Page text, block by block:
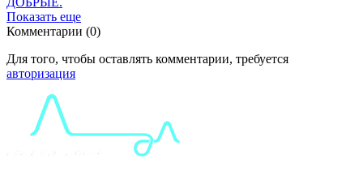
Показать еще
Комментарии (0)
Для того, чтобы оставлять комментарии, требуется
авторизация